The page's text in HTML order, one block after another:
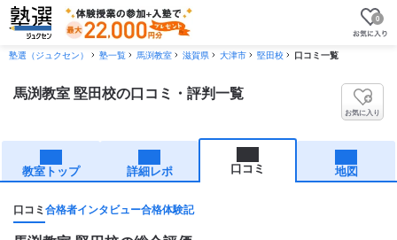
0
塾選（ジュクセン） 塾一覧 馬渕教室 滋賀県 大津市 堅田校 口コミ一覧
馬渕教室 堅田校の口コミ・評判一覧
お気に入り
教室トップ 詳細レポ 口コミ 地図
口コミ合格者インタビュー合格体験記